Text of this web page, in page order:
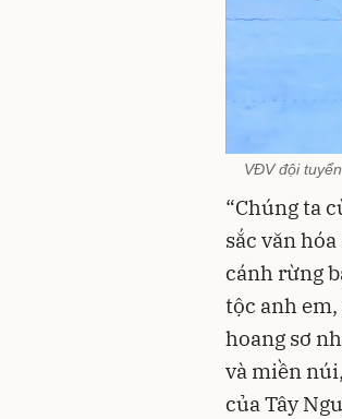
VĐV đội
“Chúng ta
sắc văn
cánh rừng
tộc anh
hoang sơ
và miền
của Tây